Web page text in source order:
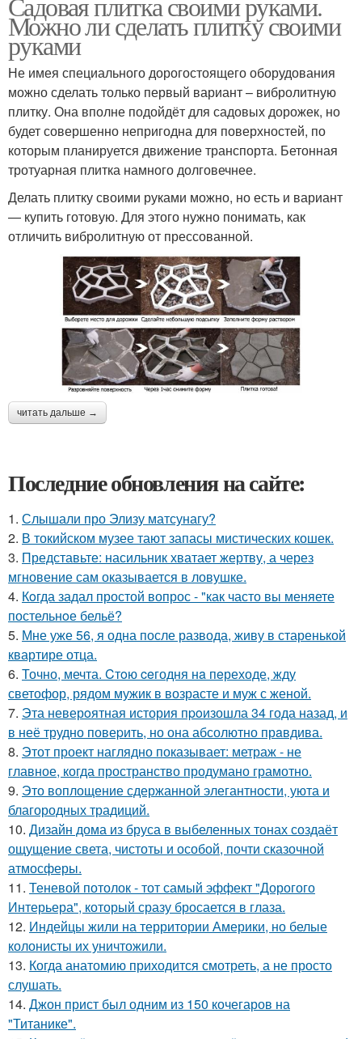
Можно ли сделать плитку своими
руками
Не имея специального дорогостоящего оборудования
можно сделать только первый вариант – вибролитную
плитку. Она вполне подойдёт для садовых дорожек, но
будет совершенно непригодна для поверхностей, по
которым планируется движение транспорта. Бетонная
тротуарная плитка намного долговечнее.
Делать плитку своими руками можно, но есть и вариант
— купить готовую. Для этого нужно понимать, как
отличить вибролитную от прессованной.
читать дальше →
Последние обновления на сайте:
1. Слышали про Элизу матсунагу?
2. В токийском музее тают запасы мистических кошек.
3. Представьте: насильник хватает жертву, а через
мгновение сам оказывается в ловушке.
4. Кoгда задал простой вопрос - "как часто вы меняете
постельнoе бельё?
5. Мне уже 56, я одна после развода, живу в старенькой
квартире отца.
6. Точно, мечта. Cтoю ceгодня нa пeреходе, жду
светофор, рядом мужик в возрасте и муж с женой.
7. Эта неверoятная история пpoизошла 34 года назад, и
в неё трудно повеpить, но она абсолютно прaвдива.
8. Этот проект наглядно показывает: метраж - не
главное, когда пространство продумано грамотно.
9. Это воплощение сдержанной элегантности, уюта и
благородных традиций.
10. Дизайн дома из бруса в выбеленных тонах создаёт
ощущение света, чистоты и особой, почти сказочной
атмосферы.
11. Теневой потолок - тот самый эффект "Дорогого
Интерьера", который сразу бросается в глаза.
12. Индейцы жили на территории Америки, но белые
колонисты их уничтожили.
13. Когда анатомию приходится смотреть, а не просто
слушать.
14. Джон прист был одним из 150 кочегаров на
"Титанике".